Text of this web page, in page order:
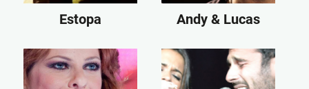
Estopa Andy & Lucas